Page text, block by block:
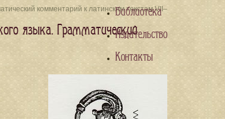
комментарий к латинским текстам VII–
языка. Грамматический
Библиотека
Издательство
Контакты